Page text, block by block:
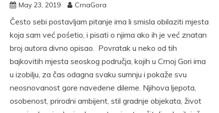
May 23, 2019 CrnaGora
Često sebi postavljam pitanje ima li smisla obilaziti mjesta
koja sam već pośetio, i pisati o njima ako ih je već znatan
broj autora divno opisao. Povratak u neko od tih
bajkovitih mjesta seoskog područja, kojih u Crnoj Gori ima
u izobilju, za čas odagna svaku sumnju i pokaže svu
neosnovanost gore navedene dileme. Njihova ljepota,
osobenost, prirodni ambijent, stil gradnje objekata, život